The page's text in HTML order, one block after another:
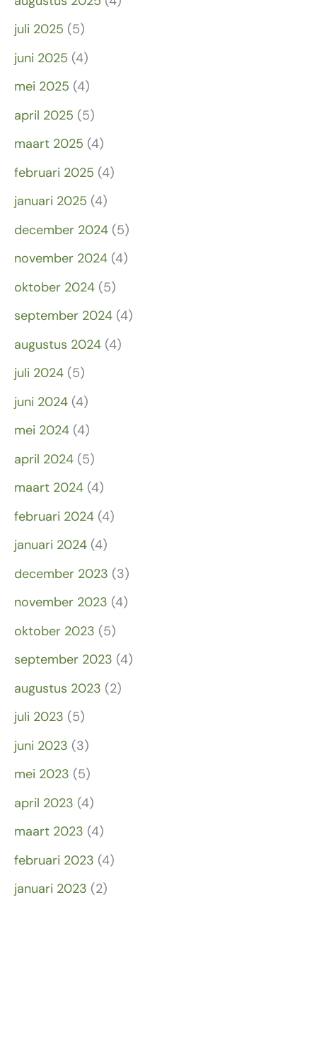
juli 2025 (5)
juni 2025 (4)
mei 2025 (4)
april 2025 (5)
maart 2025 (4)
februari 2025 (4)
januari 2025 (4)
december 2024 (5)
november 2024 (4)
oktober 2024 (5)
september 2024 (4)
augustus 2024 (4)
juli 2024 (5)
juni 2024 (4)
mei 2024 (4)
april 2024 (5)
maart 2024 (4)
februari 2024 (4)
januari 2024 (4)
december 2023 (3)
november 2023 (4)
oktober 2023 (5)
september 2023 (4)
augustus 2023 (2)
juli 2023 (5)
juni 2023 (3)
mei 2023 (5)
april 2023 (4)
maart 2023 (4)
februari 2023 (4)
januari 2023 (2)